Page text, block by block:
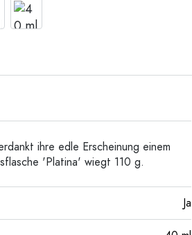
ihre edle Erscheinung einem
'Platina' wiegt 110 g.
Ja